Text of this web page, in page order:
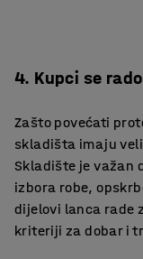
4. Kupci se
Zašto povećati
skladišta imaju
Skladište je važan
izbora robe,
dijelovi lanca rade
kriteriji za dobar i